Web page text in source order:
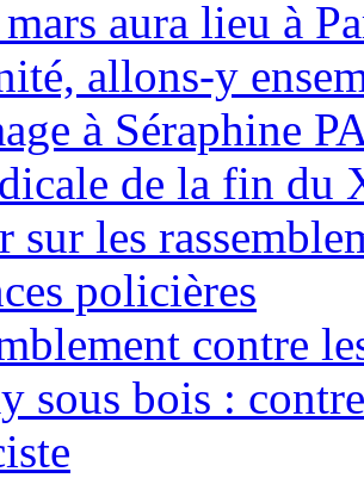
aura lieu à
allons-y
à Séraphine
de la fin du
sur les
policières
contre
sous bois :